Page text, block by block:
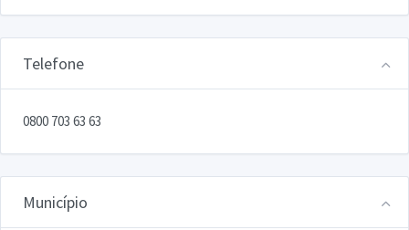
Telefone
0800 703 63 63
Município